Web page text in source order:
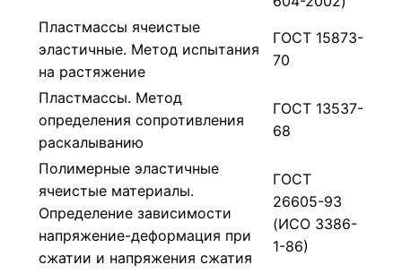
Пластмассы ячеистые
эластичные. Метод испытания
на растяжение
ГОСТ 15873-
70
Пластмассы. Метод
определения сопротивления
раскалыванию
ГОСТ 13537-
68
Полимерные эластичные
ячеистые материалы.
Определение зависимости
напряжение-деформация при
сжатии и напряжения сжатия
ГОСТ
26605-93
(ИСО 3386-
1-86)